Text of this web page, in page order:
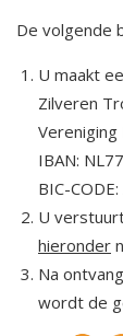
De volgende
U maakt
Zilveren
Vereniging
IBAN:
BIC-
U
hieronder
Na
wordt de